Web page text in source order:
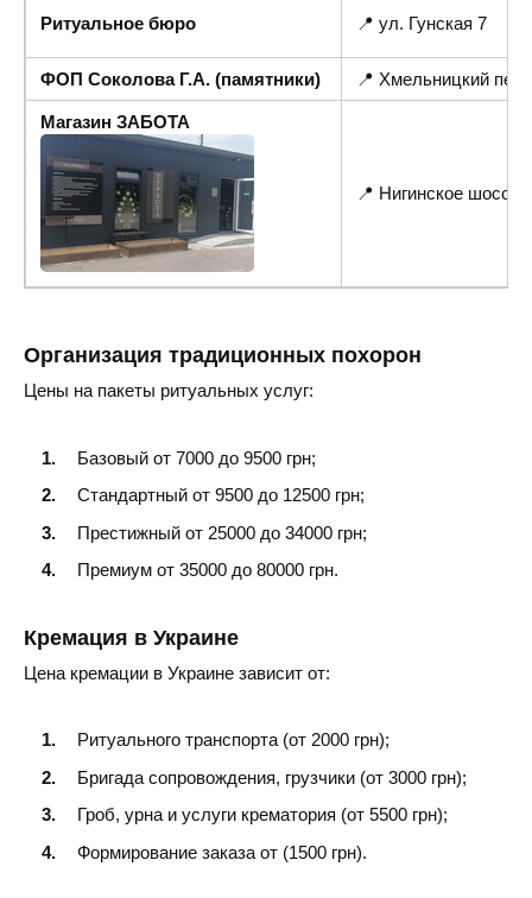
Ритуальное бюро 📍 ул. Гунская 7
ФОП Соколова Г.А. (памятники) 📍 Хмельницкий
Магазин ЗАБОТА
📍 Нигинское шоссе
Организация традиционных похорон
Цены на пакеты ритуальных услуг:
Базовый от 7000 до 9500 грн;
Стандартный от 9500 до 12500 грн;
Престижный от 25000 до 34000 грн;
Премиум от 35000 до 80000 грн.
Кремация в Украине
Цена кремации в Украине зависит от:
Ритуального транспорта (от 2000 грн);
Бригада сопровождения, грузчики (от 3000 грн);
Гроб, урна и услуги крематория (от 5500 грн);
Формирование заказа от (1500 грн).